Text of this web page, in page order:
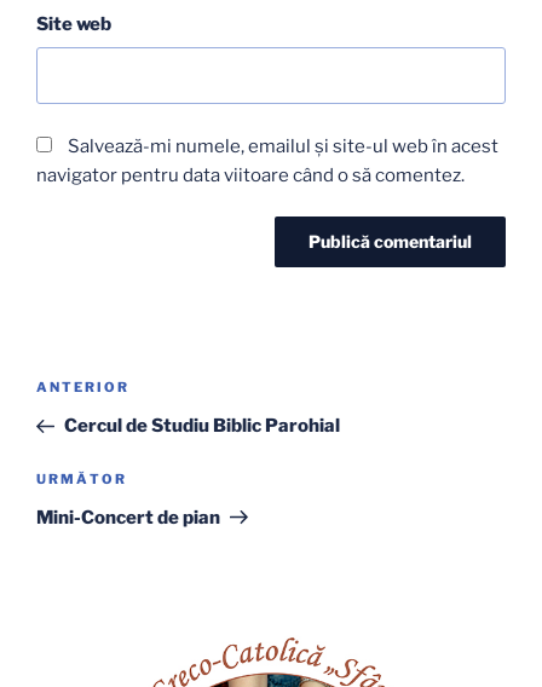
Site web
Salvează-mi numele, emailul și site-ul web în acest
navigator pentru data viitoare când o să comentez.
Navigare
articole
Articolul
anterior
ANTERIOR
Cercul de Studiu Biblic Parohial
Articolul
următor
URMĂTOR
Mini-Concert de pian